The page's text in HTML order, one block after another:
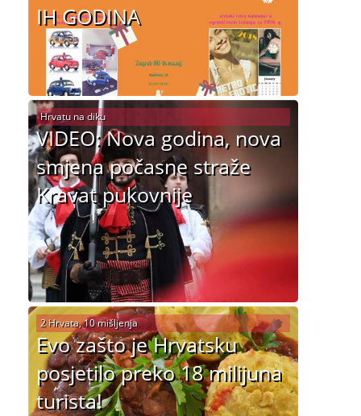
IH GODINA
VIDEO: Nova godina, nova
smjena počasne straže
Kravat pukovnije
Hrvatu na diku
Evo zašto je Hrvatsku
posjetilo preko 18 milijuna
turista!
2 Hrvata, 10 mišljenja